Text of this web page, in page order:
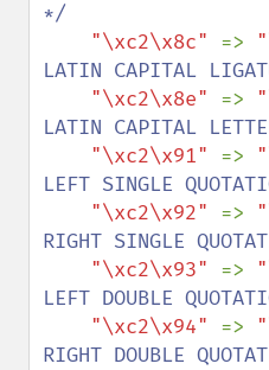
*/
"\xc2\x8c" =>
LATIN CAPITAL
"\xc2\x8e" =>
LATIN CAPITAL
"\xc2\x91" =>
LEFT SINGLE
"\xc2\x92" =>
RIGHT SINGLE
"\xc2\x93" =>
LEFT DOUBLE
"\xc2\x94" =>
RIGHT DOUBLE